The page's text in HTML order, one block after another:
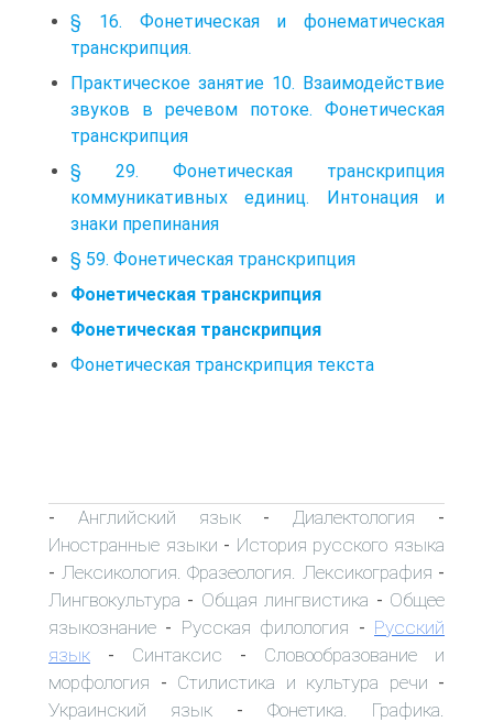
§ 16. Фонетическая и фонематическая
транскрипция.
Практическое занятие 10. Взаимодействие
звуков в речевом потоке. Фонетическая
транскрипция
§ 29. Фонетическая транскрипция
коммуникативных единиц. Интонация и
знаки препинания
§ 59. Фонетическая транскрипция
Фонетическая транскрипция
Фонетическая транскрипция
Фонетическая транскрипция текста
- Английский язык- Диалектология -
Иностранные языки - История русского языка
- Лексикология. Фразеология. Лексикография -
Лингвокультура - Общая лингвистика - Общее
языкознание - Русская филология - Русский
язык - Синтаксис - Словообразование и
морфология - Стилистика и культура речи -
Украинский язык - Фонетика. Графика.